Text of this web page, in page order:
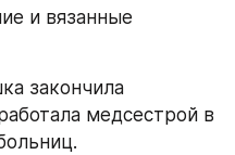
и вязанные
закончила
медсестрой в